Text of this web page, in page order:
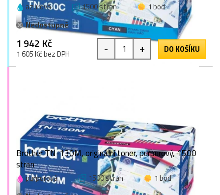
azurová 1500 stran
1 bod
Nedostupné
1 942 Kč
1 605 Kč bez DPH - + DO KOŠÍKU
Brother TN-130M, originální toner, purpurový, 1500
stran
purpurová 1500 stran
1 bod